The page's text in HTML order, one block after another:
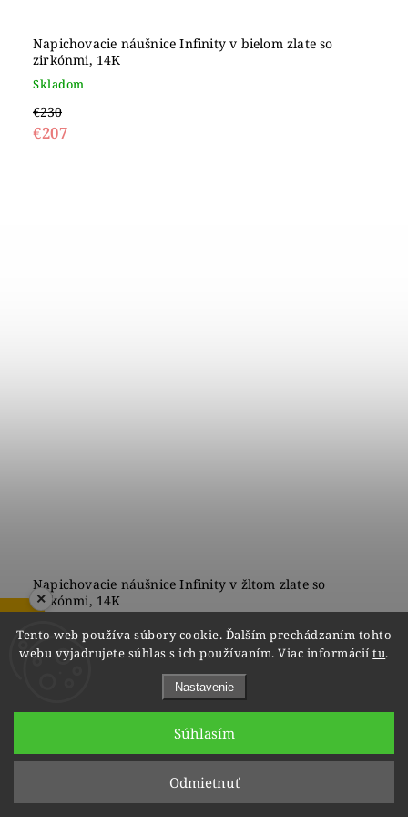
Tento web používa súbory cookie. Ďalším prechádzaním tohto
webu vyjadrujete súhlas s ich používaním. Viac informáciítu.
Nastavenie
Odmietnuť
Súhlasím
Napichovacie náušnice Infinity v bielom zlate so
zirkónmi, 14K
Skladom
€230
€207
Napichovacie náušnice Infinity v žltom zlate so
zirkónmi, 14K
€230
1
2
ZOBRAZIŤ RECENZIE
×